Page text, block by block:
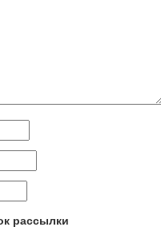
рассылки